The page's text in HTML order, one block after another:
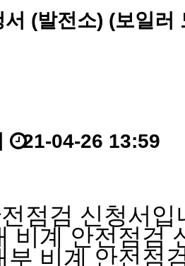
(발전소) (보일
21-04-26 13:59
점검 신청서입
비계 안전점검
부 비계 안전점